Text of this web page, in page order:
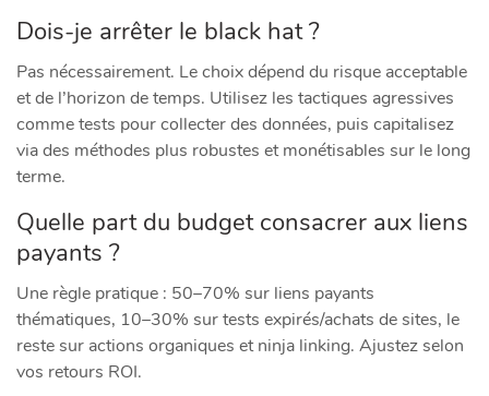
Dois-je arrêter le black hat ?
Pas nécessairement. Le choix dépend du risque acceptable
et de l’horizon de temps. Utilisez les tactiques agressives
comme tests pour collecter des données, puis capitalisez
via des méthodes plus robustes et monétisables sur le long
terme.
Quelle part du budget consacrer aux liens
payants ?
Une règle pratique : 50–70% sur liens payants
thématiques, 10–30% sur tests expirés/achats de sites, le
reste sur actions organiques et ninja linking. Ajustez selon
vos retours ROI.